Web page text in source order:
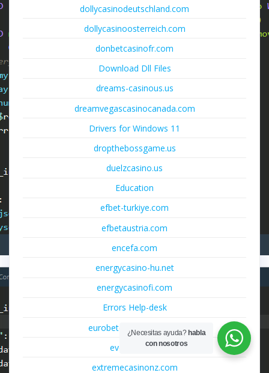
dollycasinodeutschland.com
dollycasinoosterreich.com
donbetcasinofr.com
Download Dll Files
dreams-casinous.us
dreamvegascasinocanada.com
Drivers for Windows 11
dropthebossgame.us
duelzcasino.us
Education
efbet-turkiye.com
efbetaustria.com
encefa.com
energycasino-hu.net
energycasinofi.com
Errors Help-desk
eurobetcasinoitalia.com
everychild.co
extremecasinonz.com
¿Necesitas ayuda? habla
con nosotros